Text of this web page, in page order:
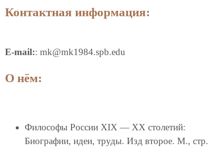
Контактная информация:
E-mail:: mk@mk1984.spb.edu
О нём:
Философы России ХIХ — ХХ столетий:
Биографии, идеи, труды. Изд второе. М., стр.